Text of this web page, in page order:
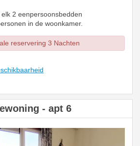
2 eenpersoonsbedden
in de woonkamer.
reservering 3 Nachten
- apt 6